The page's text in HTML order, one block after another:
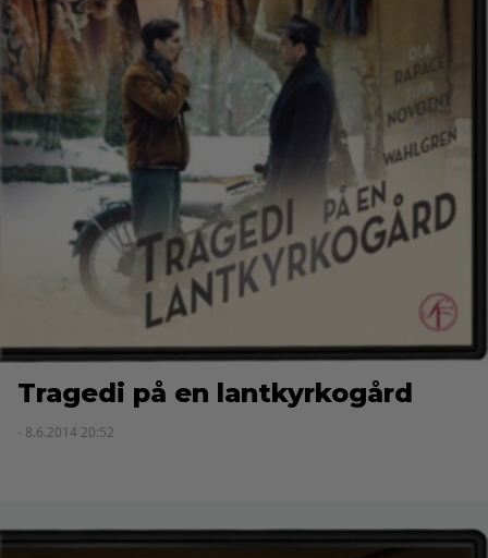
Tragedi på en lantkyrkogård
- 8.6.2014 20:52